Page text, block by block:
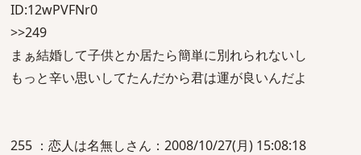
ID:12wPVFNr0
>>249
まぁ結婚して子供とか居たら簡単に別れられないし
もっと辛い思いしてたんだから君は運が良いんだよ
255 ：恋人は名無しさん：2008/10/27(月) 15:08:18